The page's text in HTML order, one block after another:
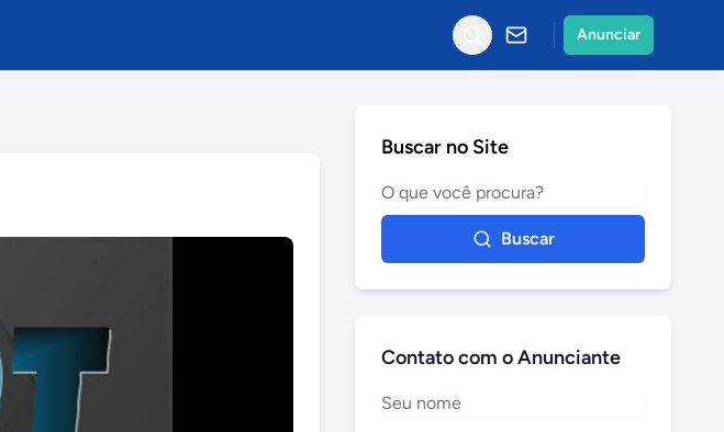
Anunciar
Buscar no Site
Buscar
Contato com o Anunciante